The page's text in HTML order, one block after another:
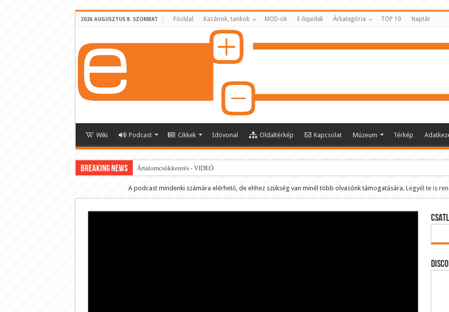
2026 AUGUSZTUS 8. SZOMBAT Főoldal Kazánok, tankok MOD-ok E-liquidek Árkategória TOP 10 Naptár
Wiki Podcast Cikkek Idövonal Oldaltérkép Kapcsolat Múzeum Térkép
BREAKING NEWS Ártalomcsökkentés - VIDEÓ
E-cigi használati szokások 2.0
Android Podcast alkalmazás letöltése
A podcast mindenki számára elérhető, de ehhez szükség van minél több olvasónk támogatására. Legyél te is